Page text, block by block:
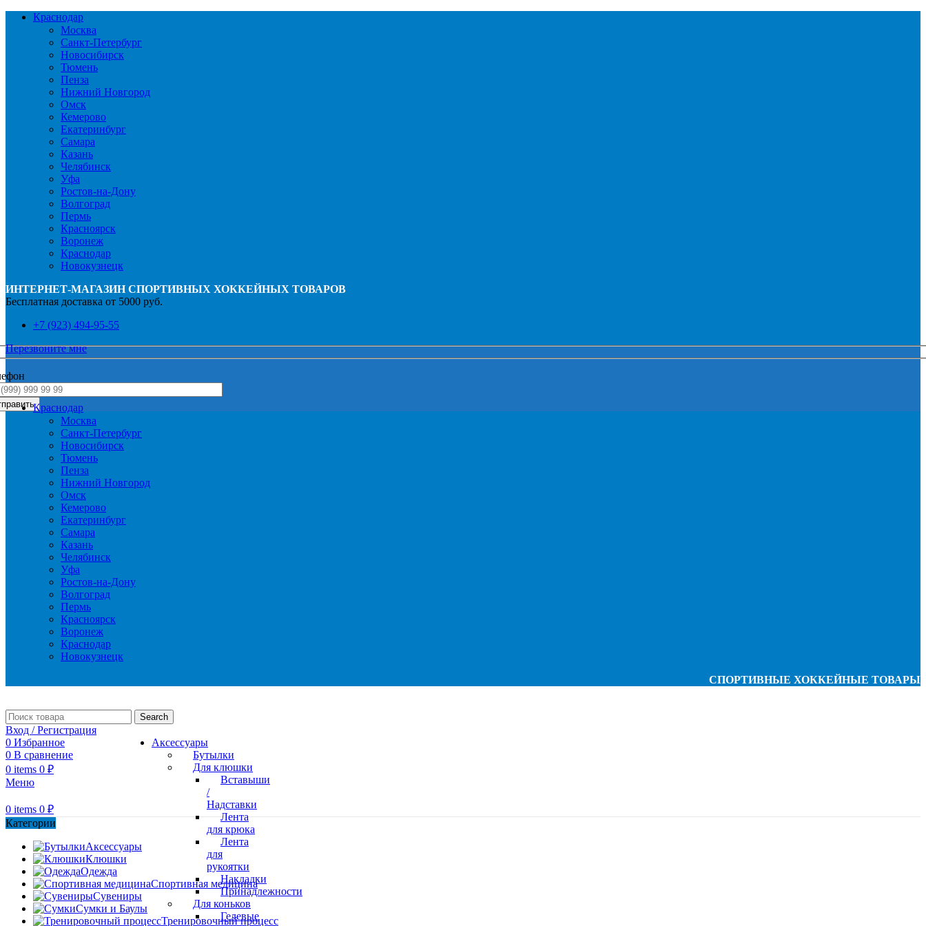
Краснодар
Москва
Санкт-Петербург
Новосибирск
Тюмень
Пенза
Нижний Новгород
Омск
Кемерово
Екатеринбург
Самара
Казань
Челябинск
Уфа
Ростов-на-Дону
Волгоград
Пермь
Красноярск
Воронеж
Краснодар
Новокузнецк
ИНТЕРНЕТ-МАГАЗИН СПОРТИВНЫХ ХОККЕЙНЫХ ТОВАРОВ
Бесплатная доставка от 5000 руб.
+7 (923) 494-95-55
Перезвоните мне
Краснодар
Москва
Санкт-Петербург
Новосибирск
Тюмень
Пенза
Нижний Новгород
Омск
Кемерово
Екатеринбург
Самара
Казань
Челябинск
Уфа
Ростов-на-Дону
Волгоград
Пермь
Красноярск
Воронеж
Краснодар
Новокузнецк
СПОРТИВНЫЕ ХОККЕЙНЫЕ ТОВАРЫ
Аксессуары
Бутылки
Для клюшки
Вставыши
/
Надставки
Лента
для крюка
Лента
для
рукоятки
Накладки
Принадлежности
Для коньков
Гелевые
Search
Вход / Регистрация
0 Избранное
0 В сравнение
0 items 0 ₽
Меню
0 items 0 ₽
Категории
Аксессуары
Клюшки
Одежда
Спортивная медицина
Сувениры
Сумки и Баулы
Тренировочный процесс